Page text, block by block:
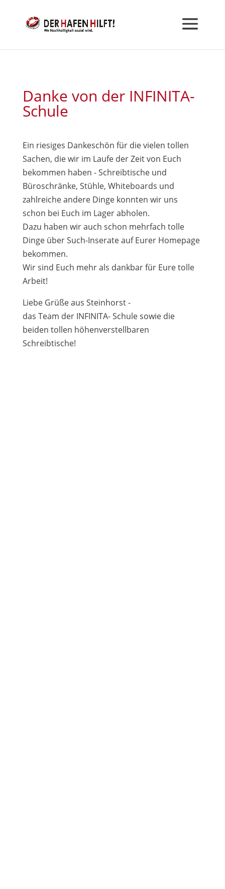
Danke von der INFINITA-
Schule
Ein riesiges Dankeschön für die vielen tollen
Sachen, die wir im Laufe der Zeit von Euch
bekommen haben - Schreibtische und
Büroschränke, Stühle, Whiteboards und
zahlreiche andere Dinge konnten wir uns
schon bei Euch im Lager abholen.
Dazu haben wir auch schon mehrfach tolle
Dinge über Such-Inserate auf Eurer Homepage
bekommen.
Wir sind Euch mehr als dankbar für Eure tolle
Arbeit!
Liebe Grüße aus Steinhorst -
das Team der INFINITA- Schule sowie die
beiden tollen höhenverstellbaren
Schreibtische!